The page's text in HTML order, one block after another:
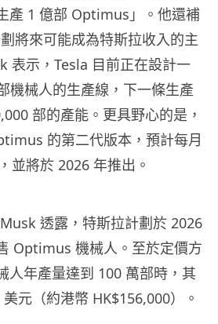
產 1 億部 Optimus」。他還補
將來可能成為特斯拉收入的主
表示，Tesla 目前正在設計一
機械人的生產線，下一條生產
部的產能。更具野心的是，
的第二代版本，預計每月
並將於 2026 年推出。
透露，特斯拉計劃於 2026
Optimus 機械人。至於定價方
人年產量達到 100 萬部時，其
元（約港幣 HK$156,000）。